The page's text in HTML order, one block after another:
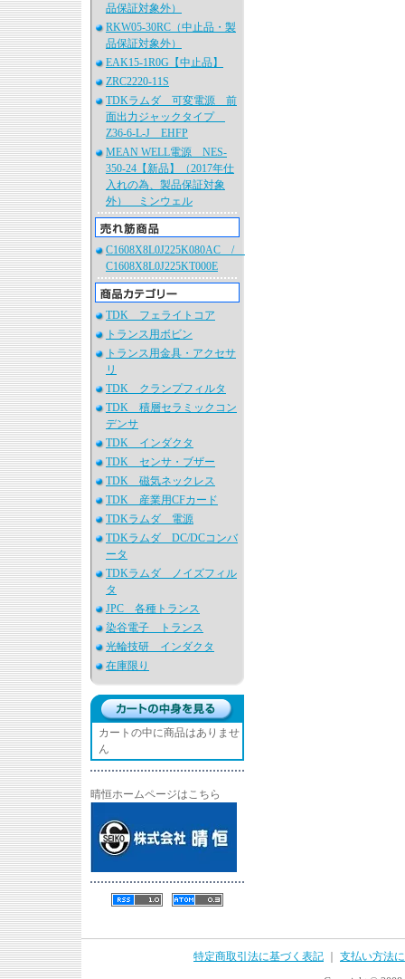
品保証対象外）
RKW05-30RC（中止品・製
品保証対象外）
EAK15-1R0G【中止品】
ZRC2220-11S
TDKラムダ 可変電源 前
面出力ジャックタイプ
Z36-6-L-J EHFP
MEAN WELL電源 NES-
350-24【新品】（2017年仕
入れの為、製品保証対象
外） ミンウェル
C1608X8L0J225K080AC /
C1608X8L0J225KT000E
TDK フェライトコア
トランス用ボビン
トランス用金具・アクセサ
リ
TDK クランプフィルタ
TDK 積層セラミックコン
デンサ
TDK インダクタ
TDK センサ・ブザー
TDK 磁気ネックレス
TDK 産業用CFカード
TDKラムダ 電源
TDKラムダ DC/DCコンバ
ータ
TDKラムダ ノイズフィル
タ
JPC 各種トランス
染谷電子 トランス
光輪技研 インダクタ
在庫限り
カートの中に商品はありませ
ん
晴恒ホームページはこちら
特定商取引法に基づく表記
支払い方法